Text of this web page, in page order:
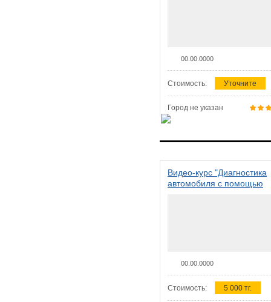
00.00.0000
Стоимость: Уточните
Город не указан
Видео-курс "Диагностика
автомобиля с помощью
00.00.0000
Стоимость: 5 000 тг.